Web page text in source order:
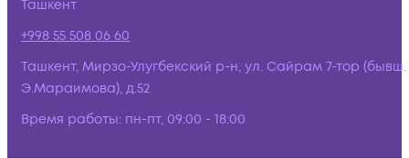
Ташкент
+998 55 508 06 60
Ташкент, Мирзо-Улугбекский р-н, ул. Сайрам 7-тор (бывш.
Э.Мараимова), д.52
Время работы: пн-пт, 09:00 - 18:00